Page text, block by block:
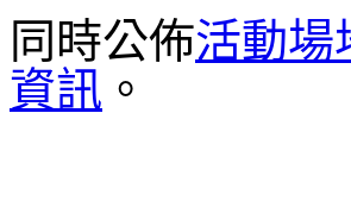
同時公佈活動場
資訊 。